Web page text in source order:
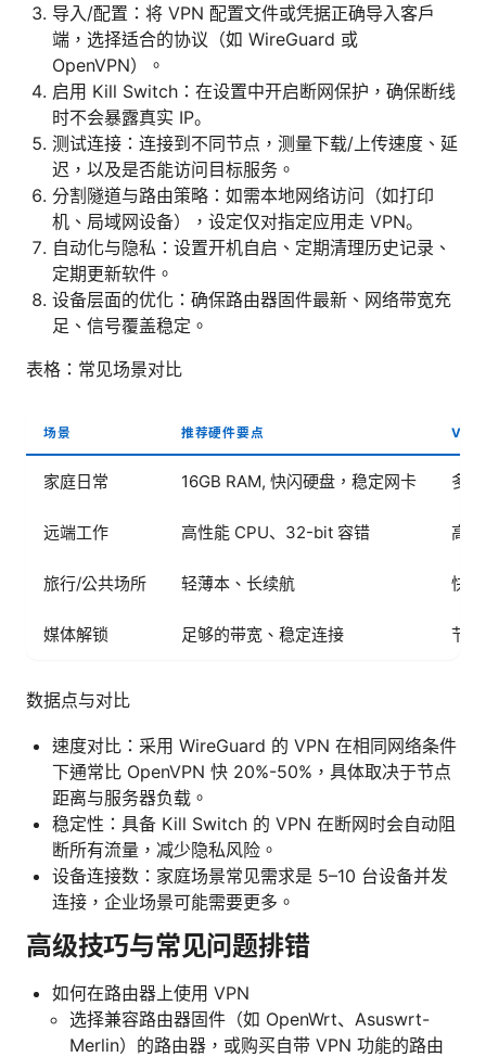
导入/配置：将 VPN 配置文件或凭据正确导入客户
端，选择适合的协议（如 WireGuard 或
OpenVPN）。
启用 Kill Switch：在设置中开启断网保护，确保断线
时不会暴露真实 IP。
测试连接：连接到不同节点，测量下载/上传速度、延
迟，以及是否能访问目标服务。
分割隧道与路由策略：如需本地网络访问（如打印
机、局域网设备），设定仅对指定应用走 VPN。
自动化与隐私：设置开机自启、定期清理历史记录、
定期更新软件。
设备层面的优化：确保路由器固件最新、网络带宽充
足、信号覆盖稳定。
表格：常见场景对比
场景 推荐硬件要点 VPN
家庭日常 16GB RAM, 快闪硬盘，稳定网卡 多
远端工作 高性能 CPU、32-bit 容错 高
旅行/公共场所 轻薄本、长续航 快
媒体解锁 足够的带宽、稳定连接 节
数据点与对比
速度对比：采用 WireGuard 的 VPN 在相同网络条件
下通常比 OpenVPN 快 20%-50%，具体取决于节点
距离与服务器负载。
稳定性：具备 Kill Switch 的 VPN 在断网时会自动阻
断所有流量，减少隐私风险。
设备连接数：家庭场景常见需求是 5–10 台设备并发
连接，企业场景可能需要更多。
高级技巧与常见问题排错
如何在路由器上使用 VPN
选择兼容路由器固件（如 OpenWrt、Asuswrt-
Merlin）的路由器，或购买自带 VPN 功能的路由